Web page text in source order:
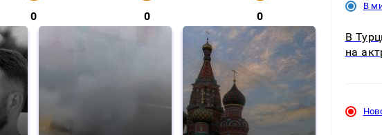
0 0 0
В
В
на